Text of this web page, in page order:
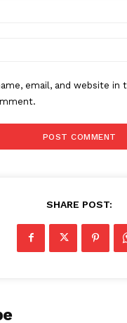
email, and website in
SHARE POST: